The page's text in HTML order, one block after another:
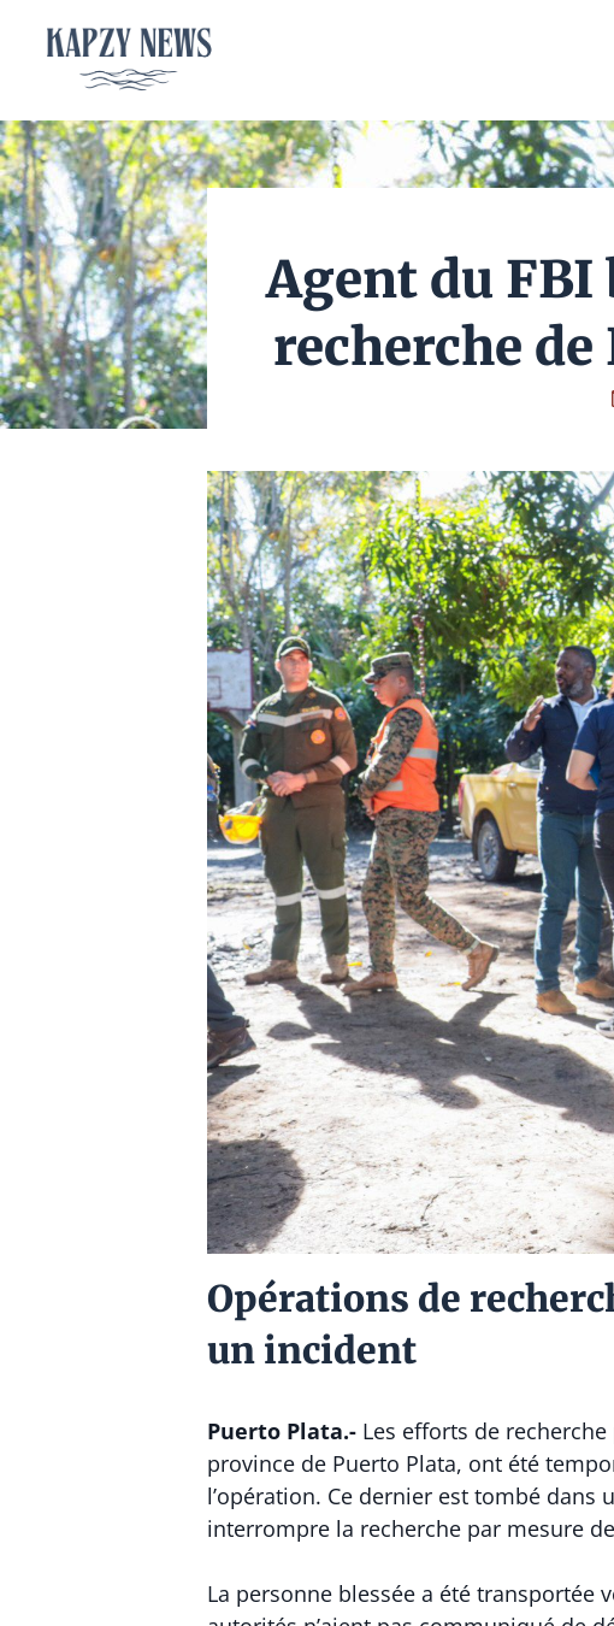
contenu
Agent du FBI
recherche
Opérations de
un incident
Puerto Plata.- Les efforts de
province de Puerto Plata, ont été
l’opération. Ce dernier est tombé
interrompre la recherche par mesure
La personne blessée a été transportée